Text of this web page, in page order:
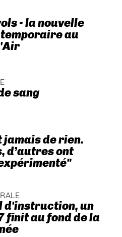
- la nouvelle
au
sang
jamais de rien.
d’autres ont
d'instruction, un
finit au fond de la